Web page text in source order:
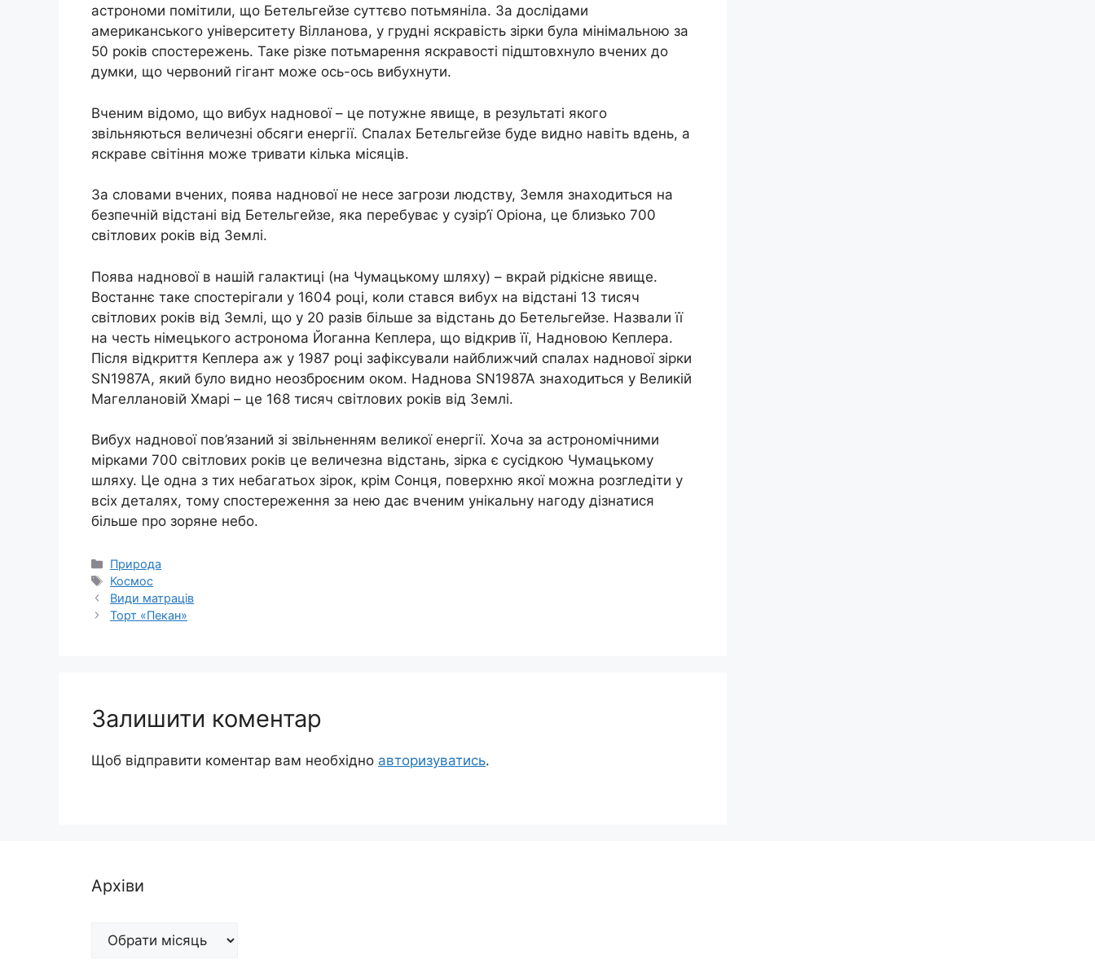
астрономи помітили, що Бетельгейзе суттєво потьмяніла. За дослідами
американського університету Вілланова, у грудні яскравість зірки була мінімальною за
50 років спостережень. Таке різке потьмарення яскравості підштовхнуло вчених до
думки, що червоний гігант може ось-ось вибухнути.
Вченим відомо, що вибух наднової – це потужне явище, в результаті якого
звільняються величезні обсяги енергії. Спалах Бетельгейзе буде видно навіть вдень, а
яскраве світіння може тривати кілька місяців.
За словами вчених, поява наднової не несе загрози людству, Земля знаходиться на
безпечній відстані від Бетельгейзе, яка перебуває у сузір’ї Оріона, це близько 700
світлових років від Землі.
Поява наднової в нашій галактиці (на Чумацькому шляху) – вкрай рідкісне явище.
Востаннє таке спостерігали у 1604 році, коли стався вибух на відстані 13 тисяч
світлових років від Землі, що у 20 разів більше за відстань до Бетельгейзе. Назвали її
на честь німецького астронома Йоганна Кеплера, що відкрив її, Надновою Кеплера.
Після відкриття Кеплера аж у 1987 році зафіксували найближчий спалах наднової зірки
SN1987A, який було видно неозброєним оком. Наднова SN1987A знаходиться у Великій
Магеллановій Хмарі – це 168 тисяч світлових років від Землі.
Вибух наднової пов’язаний зі звільненням великої енергії. Хоча за астрономічними
мірками 700 світлових років це величезна відстань, зірка є сусідкою Чумацькому
шляху. Це одна з тих небагатьох зірок, крім Сонця, поверхню якої можна розгледіти у
всіх деталях, тому спостереження за нею дає вченим унікальну нагоду дізнатися
більше про зоряне небо.
Категорії
Природа
Позначки
Космос
Види матраців
Торт «Пекан»
Залишити коментар
Щоб відправити коментар вам необхідно авторизуватись.
Архіви
Архіви